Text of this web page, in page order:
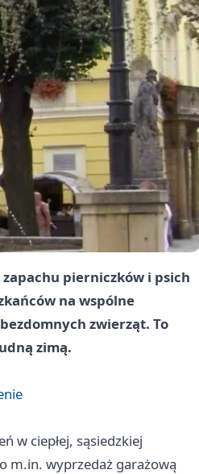
pierniczków i psich
na wspólne
zwierząt. To
zimą.
w ciepłej, sąsiedzkiej
m.in. wyprzedaż garażową